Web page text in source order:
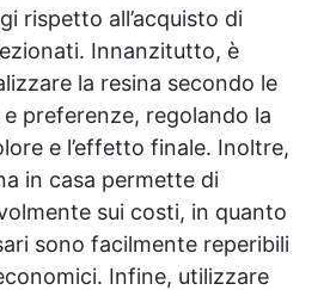
rispetto all’acquisto di
Innanzitutto, è
la resina secondo le
preferenze, regolando la
e l’effetto finale. Inoltre,
in casa permette di
sui costi, in quanto
sono facilmente reperibili
Infine, utilizzare